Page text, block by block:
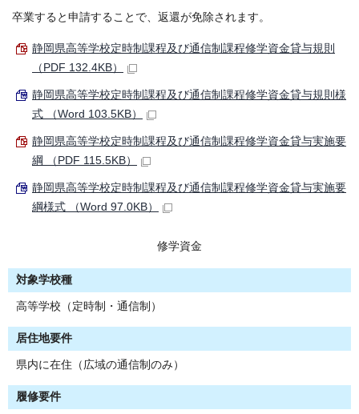
卒業すると申請することで、返還が免除されます。
静岡県高等学校定時制課程及び通信制課程修学資金貸与規則
（PDF 132.4KB）
静岡県高等学校定時制課程及び通信制課程修学資金貸与規則様
式 （Word 103.5KB）
静岡県高等学校定時制課程及び通信制課程修学資金貸与実施要
綱 （PDF 115.5KB）
静岡県高等学校定時制課程及び通信制課程修学資金貸与実施要
綱様式 （Word 97.0KB）
修学資金
対象学校種
高等学校（定時制・通信制）
居住地要件
県内に在住（広域の通信制のみ）
履修要件